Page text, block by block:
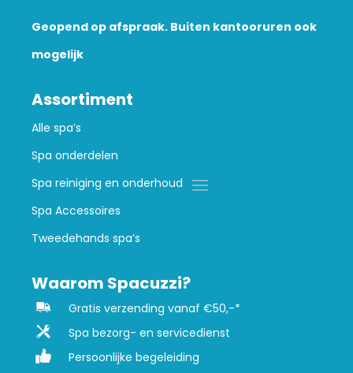
Geopend op afspraak. Buiten kantooruren ook
mogelijk
Assortiment
Alle spa’s
Spa onderdelen
Spa reiniging en onderhoud
Spa Accessoires
Tweedehands spa’s
Waarom Spacuzzi?
Gratis verzending vanaf €50,-*
Spa bezorg- en servicedienst
Persoonlijke begeleiding